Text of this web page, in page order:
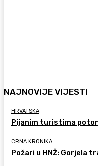
NAJNOVIJE VIJESTI
HRVATSKA
Pijanim turistima
CRNA KRONIKA
Požari u HNŽ: Gorjela